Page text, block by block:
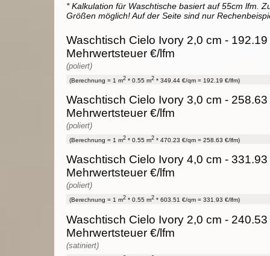
* Kalkulation für Waschtische basiert auf 55cm lfm.
Größen möglich! Auf der Seite sind nur
Waschtisch Cielo Ivory 2,0 cm -
Mehrwertsteuer €/lfm
(poliert)
(Berechnung = 1 m2 * 0.55 m2 * 349.44 €/qm = 192.19 €/lfm)
Waschtisch Cielo Ivory 3,0 cm -
Mehrwertsteuer €/lfm
(poliert)
(Berechnung = 1 m2 * 0.55 m2 * 470.23 €/qm = 258.63 €/lfm)
Waschtisch Cielo Ivory 4,0 cm -
Mehrwertsteuer €/lfm
(poliert)
(Berechnung = 1 m2 * 0.55 m2 * 603.51 €/qm = 331.93 €/lfm)
Waschtisch Cielo Ivory 2,0 cm -
Mehrwertsteuer €/lfm
(satiniert)